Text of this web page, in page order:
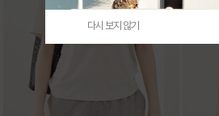
다시 보지 않기